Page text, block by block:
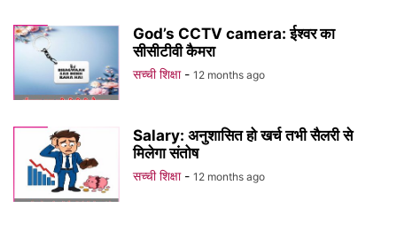
God’s CCTV camera: ईश्वर का
सीसीटीवी कैमरा
सच्ची शिक्षा - 12 months ago
Salary: अनुशासित हो खर्च तभी सैलरी से
मिलेगा संतोष
सच्ची शिक्षा - 12 months ago